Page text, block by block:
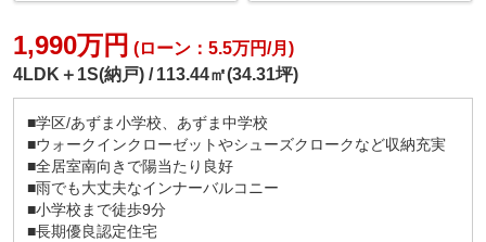
1,990万円 (ローン：5.5万円/月)
4LDK＋1S(納戸)
113.44㎡(34.31坪)
■学区/あずま小学校、あずま中学校
■ウォークインクローゼットやシューズクロークなど収納充実
■全居室南向きで陽当たり良好
■雨でも大丈夫なインナーバルコニー
■小学校まで徒歩9分
■長期優良認定住宅